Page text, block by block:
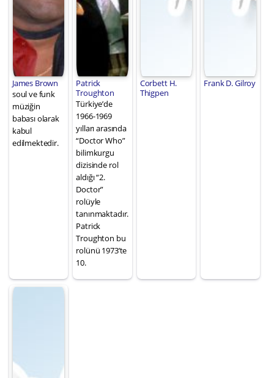
James Brown
soul ve funk
müziğin
babası olarak
kabul
edilmektedir.
Patrick
Troughton
Türkiye’de
1966-1969
yılları arasında
“Doctor Who”
bilimkurgu
dizisinde rol
aldığı “2.
Doctor”
rolüyle
tanınmaktadır.
Patrick
Troughton bu
rolünü 1973’te
10.
Corbett H.
Thigpen
Frank D. Gilroy